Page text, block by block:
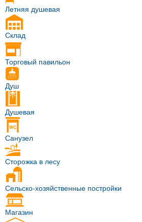
Летняя душевая
Склад
Торговый павильон
Душ
Душевая
Санузел
Сторожка в лесу
Сельско-хозяйственные постройки
Магазин